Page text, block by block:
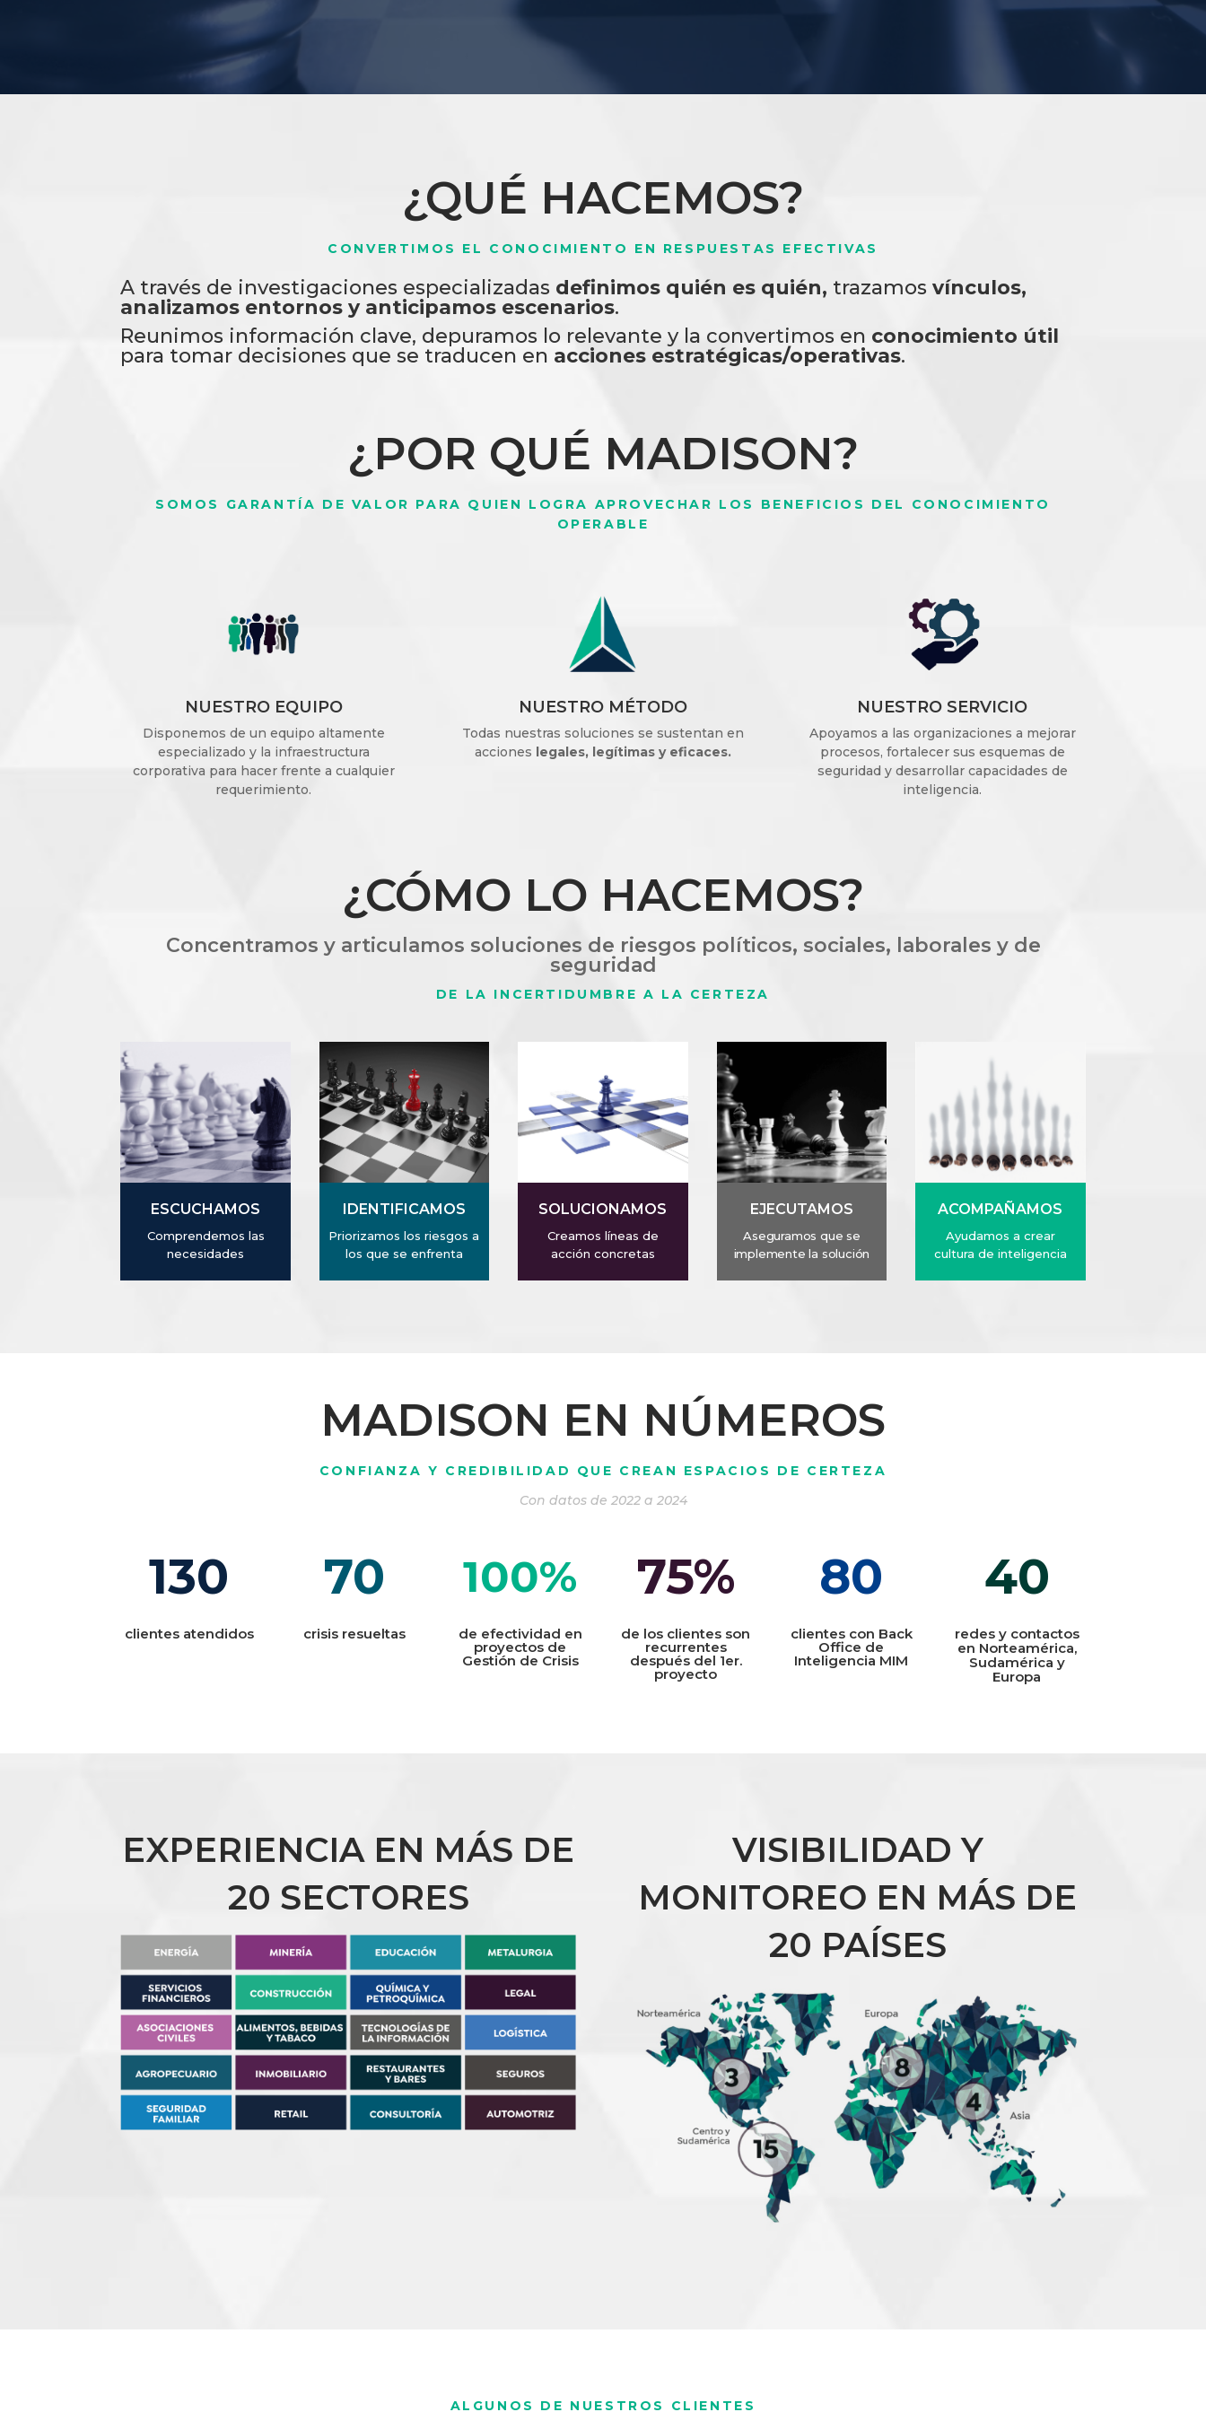
¿QUÉ HACEMOS?
CONVERTIMOS EL CONOCIMIENTO EN RESPUESTAS EFECTIVAS
A través de investigaciones especializadas definimos quién es quién, trazamosvínculos,
analizamos entornos y anticipamos escenarios.
Reunimos información clave, depuramos lo relevante y la convertimos en conocimiento útil
para tomar decisiones que se traducen en acciones estratégicas/operativas.
¿POR QUÉ MADISON?
SOMOS GARANTÍA DE VALOR PARA QUIEN LOGRA APROVECHAR LOS BENEFICIOS DEL CONOCIMIENTO
OPERABLE
NUESTRO EQUIPO
Disponemos de un equipo altamente
especializado y la infraestructura
corporativa para hacer frente a cualquier
requerimiento.
NUESTRO MÉTODO
Todas nuestras soluciones se sustentan en
acciones legales, legítimas y eficaces.
NUESTRO SERVICIO
Apoyamos a las organizaciones a mejorar
procesos, fortalecer sus esquemas de
seguridad y desarrollar capacidades de
inteligencia.
¿CÓMO LO HACEMOS?
Concentramos y articulamos soluciones de riesgos políticos, sociales, laborales y de
seguridad
DE LA INCERTIDUMBRE A LA CERTEZA
ESCUCHAMOS
Comprendemos las
necesidades
IDENTIFICAMOS
Priorizamos los riesgos a
los que se enfrenta
SOLUCIONAMOS
Creamos líneas de
acción concretas
EJECUTAMOS
Aseguramos que se
implemente la solución
ACOMPAÑAMOS
Ayudamos a crear
cultura de inteligencia
MADISON EN NÚMEROS
CONFIANZA Y CREDIBILIDAD QUE CREAN ESPACIOS DE CERTEZA
Con datos de 2022 a 2024
130
clientes atendidos
70
crisis resueltas
100%
de efectividad en
proyectos de
Gestión de Crisis
75%
de los clientes son
recurrentes
después del 1er.
proyecto
80
clientes con Back
Office de
Inteligencia MIM
40
redes y contactos
en Norteamérica,
Sudamérica y
Europa
EXPERIENCIA EN MÁS DE
20 SECTORES
VISIBILIDAD Y
MONITOREO EN MÁS DE
20 PAÍSES
ALGUNOS DE NUESTROS CLIENTES